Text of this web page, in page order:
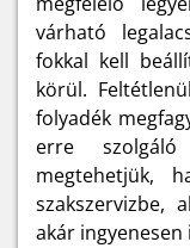
várható
fokkal kell
körül.
folyadék
erre
megtehetjük,
szakszervizbe,
akár ingyenesen